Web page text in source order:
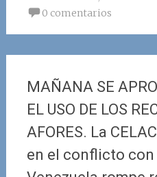
0 comentarios
MAÑANA SE
EL USO DE LOS
AFORES. La
en el conflicto con